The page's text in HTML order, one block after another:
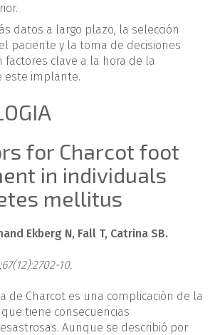
datos a largo plazo, la selección
paciente y la toma de decisiones
factores clave a la hora de la
este implante.
for Charcot foot
in individuals
mellitus
Ekberg N, Fall T, Catrina SB.
10.
de Charcot es una complicación de la
tiene consecuencias
Aunque se describió por